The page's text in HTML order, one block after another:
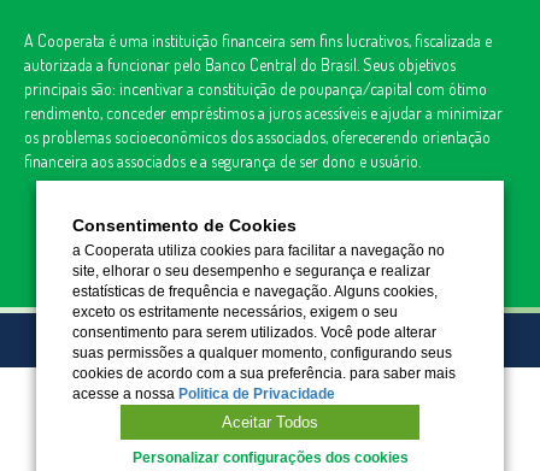
A Cooperata é uma instituição financeira sem fins lucrativos, fiscalizada e
autorizada a funcionar pelo Banco Central do Brasil. Seus objetivos
principais são: incentivar a constituição de poupança/capital com ótimo
rendimento, conceder empréstimos a juros acessíveis e ajudar a minimizar
os problemas socioeconômicos dos associados, oferecerendo orientação
financeira aos associados e a segurança de ser dono e usuário.
© 2022 COOPERATA. TODOS OS DIREITOS RESERVADOS.
Consentimento de Cookies
a Cooperata utiliza cookies para facilitar a navegação no
site, elhorar o seu desempenho e segurança e realizar
estatísticas de frequência e navegação. Alguns cookies,
exceto os estritamente necessários, exigem o seu
consentimento para serem utilizados. Você pode alterar
suas permissões a qualquer momento, configurando seus
cookies de acordo com a sua preferência. para saber mais
acesse a nossa Politica de Privacidade
Aceitar Todos
Personalizar configurações dos cookies